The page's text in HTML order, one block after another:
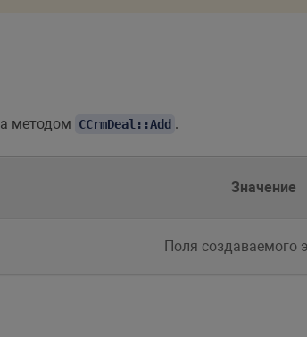
методом CCrmDeal::Add .
Значение
Поля создаваемого